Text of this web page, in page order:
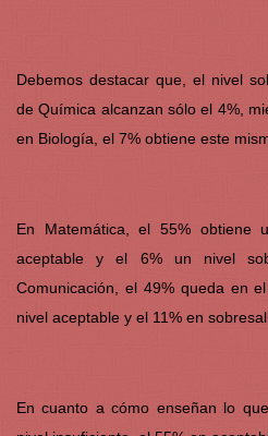
Debemos destacar que, el nivel
de Química alcanzan sólo el 4%,
en Biología, el 7% obtiene este
En Matemática, el 55% obtiene
aceptable y el 6% un nivel
Comunicación, el 49% queda en
nivel aceptable y el 11% en
En cuanto a cómo enseñan lo